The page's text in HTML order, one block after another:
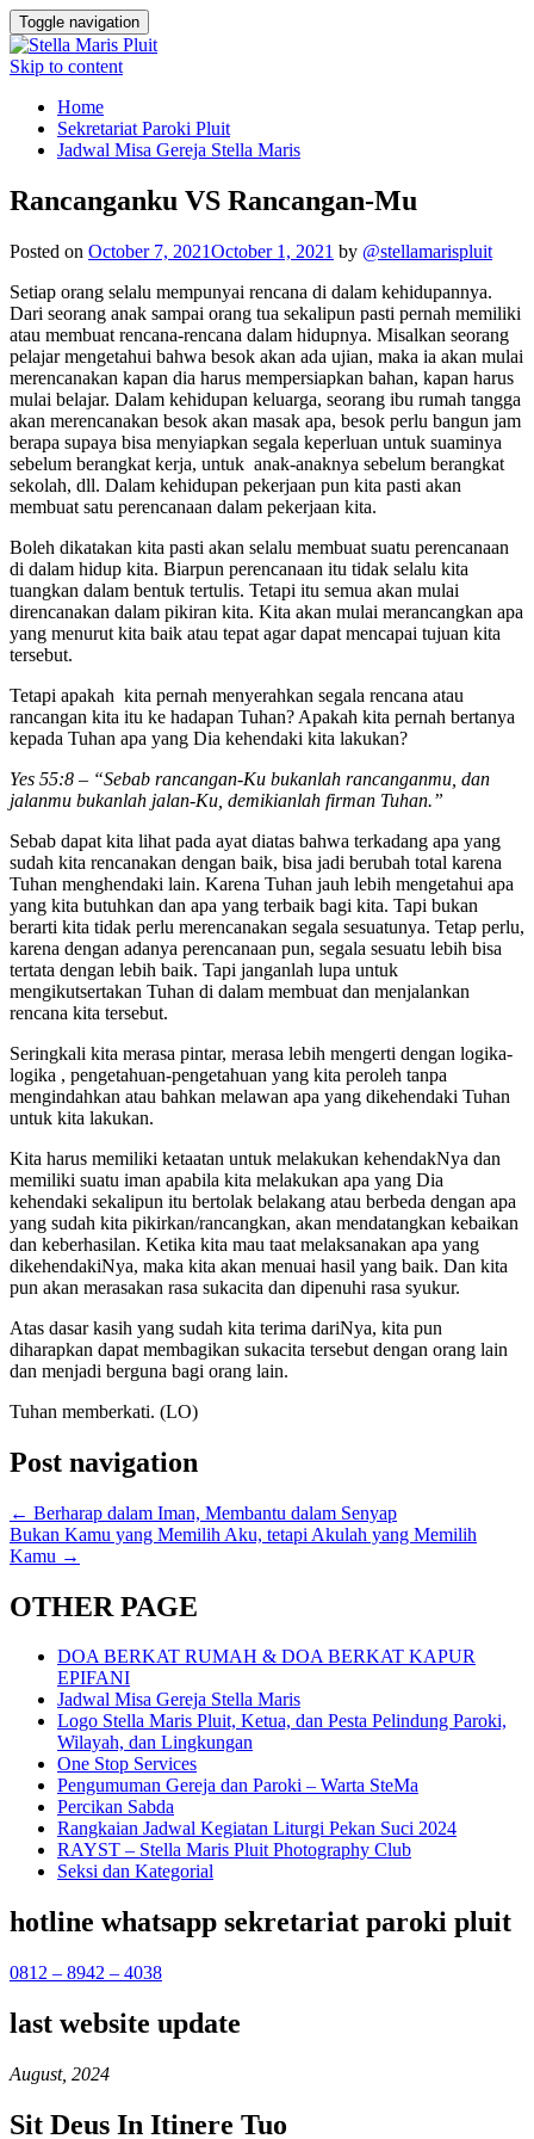
Toggle navigation
Skip to content
Home
Sekretariat Paroki Pluit
Jadwal Misa Gereja Stella Maris
Rancanganku VS Rancangan-Mu
Posted on October 7, 2021October 1, 2021 by @stellamarispluit
Setiap orang selalu mempunyai rencana di dalam kehidupannya.
Dari seorang anak sampai orang tua sekalipun pasti pernah memiliki
atau membuat rencana-rencana dalam hidupnya. Misalkan seorang
pelajar mengetahui bahwa besok akan ada ujian, maka ia akan mulai
merencanakan kapan dia harus mempersiapkan bahan, kapan harus
mulai belajar. Dalam kehidupan keluarga, seorang ibu rumah tangga
akan merencanakan besok akan masak apa, besok perlu bangun jam
berapa supaya bisa menyiapkan segala keperluan untuk suaminya
sebelum berangkat kerja, untuk anak-anaknya sebelum berangkat
sekolah, dll. Dalam kehidupan pekerjaan pun kita pasti akan
membuat satu perencanaan dalam pekerjaan kita.
Boleh dikatakan kita pasti akan selalu membuat suatu perencanaan
di dalam hidup kita. Biarpun perencanaan itu tidak selalu kita
tuangkan dalam bentuk tertulis. Tetapi itu semua akan mulai
direncanakan dalam pikiran kita. Kita akan mulai merancangkan apa
yang menurut kita baik atau tepat agar dapat mencapai tujuan kita
tersebut.
Tetapi apakah kita pernah menyerahkan segala rencana atau
rancangan kita itu ke hadapan Tuhan? Apakah kita pernah bertanya
kepada Tuhan apa yang Dia kehendaki kita lakukan?
Yes 55:8 – “Sebab rancangan-Ku bukanlah rancanganmu, dan
jalanmu bukanlah jalan-Ku, demikianlah firman Tuhan.”
Sebab dapat kita lihat pada ayat diatas bahwa terkadang apa yang
sudah kita rencanakan dengan baik, bisa jadi berubah total karena
Tuhan menghendaki lain. Karena Tuhan jauh lebih mengetahui apa
yang kita butuhkan dan apa yang terbaik bagi kita. Tapi bukan
berarti kita tidak perlu merencanakan segala sesuatunya. Tetap perlu,
karena dengan adanya perencanaan pun, segala sesuatu lebih bisa
tertata dengan lebih baik. Tapi janganlah lupa untuk
mengikutsertakan Tuhan di dalam membuat dan menjalankan
rencana kita tersebut.
Seringkali kita merasa pintar, merasa lebih mengerti dengan logika-
logika , pengetahuan-pengetahuan yang kita peroleh tanpa
mengindahkan atau bahkan melawan apa yang dikehendaki Tuhan
untuk kita lakukan.
Kita harus memiliki ketaatan untuk melakukan kehendakNya dan
memiliki suatu iman apabila kita melakukan apa yang Dia
kehendaki sekalipun itu bertolak belakang atau berbeda dengan apa
yang sudah kita pikirkan/rancangkan, akan mendatangkan kebaikan
dan keberhasilan. Ketika kita mau taat melaksanakan apa yang
dikehendakiNya, maka kita akan menuai hasil yang baik. Dan kita
pun akan merasakan rasa sukacita dan dipenuhi rasa syukur.
Atas dasar kasih yang sudah kita terima dariNya, kita pun
diharapkan dapat membagikan sukacita tersebut dengan orang lain
dan menjadi berguna bagi orang lain.
Tuhan memberkati. (LO)
Post navigation
← Berharap dalam Iman, Membantu dalam Senyap
Bukan Kamu yang Memilih Aku, tetapi Akulah yang Memilih
Kamu →
OTHER PAGE
DOA BERKAT RUMAH & DOA BERKAT KAPUR
EPIFANI
Jadwal Misa Gereja Stella Maris
Logo Stella Maris Pluit, Ketua, dan Pesta Pelindung Paroki,
Wilayah, dan Lingkungan
One Stop Services
Pengumuman Gereja dan Paroki – Warta SteMa
Percikan Sabda
Rangkaian Jadwal Kegiatan Liturgi Pekan Suci 2024
RAYST – Stella Maris Pluit Photography Club
Seksi dan Kategorial
hotline whatsapp sekretariat paroki pluit
0812 – 8942 – 4038
last website update
August, 2024
Sit Deus In Itinere Tuo